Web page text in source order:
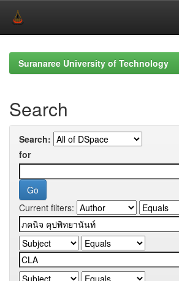
navigationSuranaree University of Technology
Search
Search:
for
Current filters: